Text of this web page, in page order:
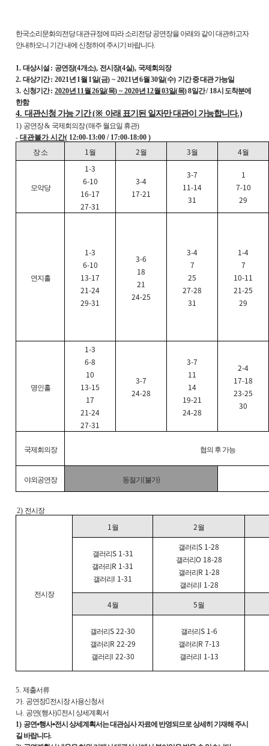
한국소리문화의전당 대관규정에따라소리전당 공연장을 아래와 같이 대관하고자
안내하오니 기간 내에 신청하여 주시기 바랍니다.
1.대상시설 : 공연장(4개소), 전시장(4실), 국제회의장
2.대상기간: 2021년 1월 1일(금) ~ 2021년6월30일(수)기간 중 대관 가능일
3.신청기간:2020년 11월26일(목) ~ 2020년 12월03일(목)8일간/ 18시 도착분에
한함
4.대관신청 가능 기간(※ 아래 표기된 일자만 대관이 가능합니다.)
1) 공연장& 국제회의장(매주 월요일 휴관)
-대관불가 시간( 12:00-13:00 / 17:00-18:00 )
장 소
1월 2월 3월 4월
모악당
1-3
6-10
16-17
27-31
3-4
17-21
3-7
11-14
31
1
7-10
29
연지홀
1-3
6-10
13-17
21-24
29-31
3-6
18
21
24-25
3-4
7
25
27-28
31
1-4
7
10-11
21-25
29
명인홀
1-3
6-8
10
13-15
17
21-24
27-31
3-7
24-28
3-7
11
14
19-21
24-28
2-4
17-18
23-25
30
국제회의장 협의 후 가능
야외공연장 동절기 (불가)
2) 전시장
전시장
1월 2월
갤러리S 1-31
갤러리 R 1-31
갤러리 I 1-31
갤러리S 1-28
갤러리O 18-28
갤러리R 1-28
갤러리I 1-28
4월 5월
갤러리S 22-30
갤러리R 22-29
갤러리I 22-30
갤러리S 1-6
갤러리R 7-13
갤러리I 1-13
5.제출서류
가. 공연장전시장 사용신청서
나. 공연(행사)전시 상세계획서
1) 공연⦁행사⦁전시 상세계획서는 대관심사 자료에 반영되므로 상세히 기재해 주시
길 바랍니다.